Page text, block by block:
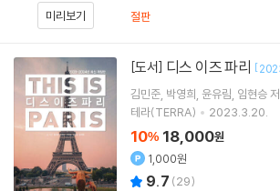
미리보기
절판
[도서] 디스 이즈 파리 [
김민준 박영희 윤유림 임현승
테라(TERRA)
2023.3.20.
10% 18,000원
1,000원
9.7 (29)